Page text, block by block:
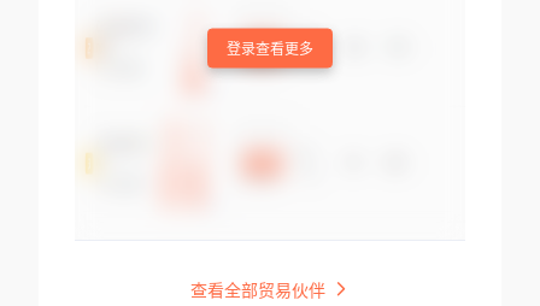
登录查看更多
查看全部贸易伙伴